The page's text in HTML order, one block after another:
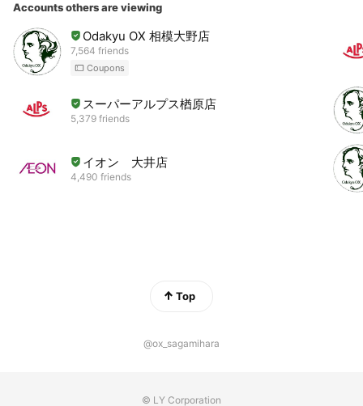
Accounts others are viewing
Odakyu OX 相模大野店
7,564 friends
Coupons
スーパーアルプス楢原店
5,379 friends
イオン 大井店
4,490 friends
Top
@ox_sagamihara
© LY Corporation